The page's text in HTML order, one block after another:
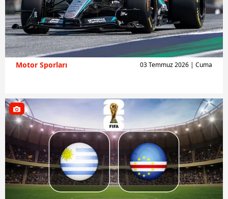
Motor Sporları 03 Temmuz 2026 | Cuma